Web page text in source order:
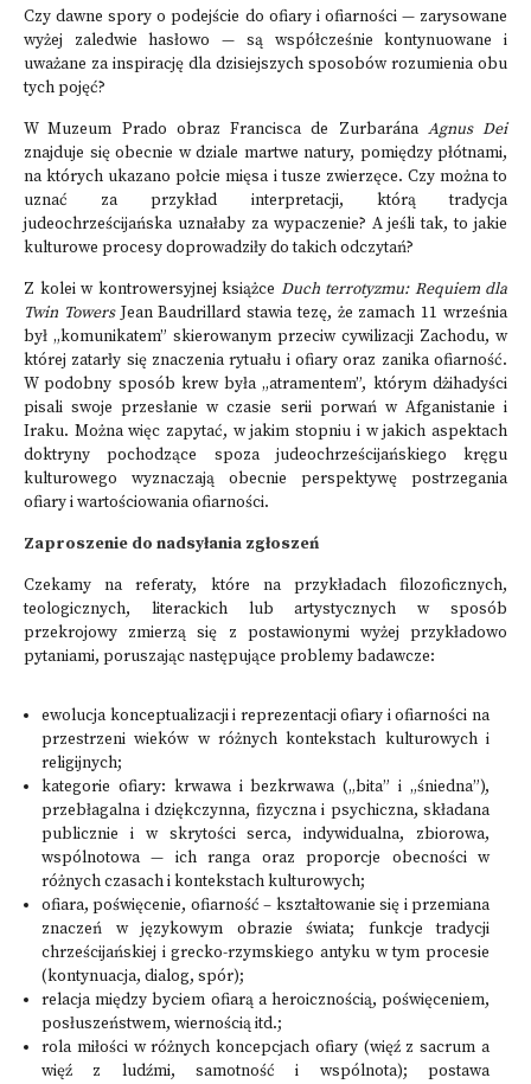
Czy dawne spory o podejście do ofiary i ofiarności — zarysowane
wyżej zaledwie hasłowo — są współcześnie kontynuowane i
uważane za inspirację dla dzisiejszych sposobów rozumienia obu
tych pojęć?
W Muzeum Prado obraz Francisca de Zurbarána Agnus Dei
znajduje się obecnie w dziale martwe natury, pomiędzy płótnami,
na których ukazano połcie mięsa i tusze zwierzęce. Czy można to
uznać za przykład interpretacji, którą tradycja
judeochrześcijańska uznałaby za wypaczenie? A jeśli tak, to jakie
kulturowe procesy doprowadziły do takich odczytań?
Z kolei w kontrowersyjnej książce Duch terrotyzmu: Requiem dla
Twin TowersJean Baudrillard stawia tezę, że zamach 11 września
był „komunikatem” skierowanym przeciw cywilizacji Zachodu, w
której zatarły się znaczenia rytuału i ofiary oraz zanika ofiarność.
W podobny sposób krew była „atramentem”, którym dżihadyści
pisali swoje przesłanie w czasie serii porwań w Afganistanie i
Iraku. Można więc zapytać, w jakim stopniu i w jakich aspektach
doktryny pochodzące spoza judeochrześcijańskiego kręgu
kulturowego wyznaczają obecnie perspektywę postrzegania
ofiary i wartościowania ofiarności.
Zaproszenie do nadsyłania zgłoszeń
Czekamy na referaty, które na przykładach filozoficznych,
teologicznych, literackich lub artystycznych w sposób
przekrojowy zmierzą się z postawionymi wyżej przykładowo
pytaniami, poruszając następujące problemy badawcze:
ewolucja konceptualizacji i reprezentacji ofiary i ofiarności na
przestrzeni wieków w różnych kontekstach kulturowych i
religijnych;
kategorie ofiary: krwawa i bezkrwawa („bita” i „śniedna”),
przebłagalna i dziękczynna, fizyczna i psychiczna, składana
publicznie i w skrytości serca, indywidualna, zbiorowa,
wspólnotowa — ich ranga oraz proporcje obecności w
różnych czasach i kontekstach kulturowych;
ofiara, poświęcenie, ofiarność – kształtowanie się i przemiana
znaczeń w językowym obrazie świata; funkcje tradycji
chrześcijańskiej i grecko-rzymskiego antyku w tym procesie
(kontynuacja, dialog, spór);
relacja między byciem ofiarą a heroicznością, poświęceniem,
posłuszeństwem, wiernością itd.;
rola miłości w różnych koncepcjach ofiary (więź z sacrum a
więź z ludźmi, samotność i wspólnota); postawa